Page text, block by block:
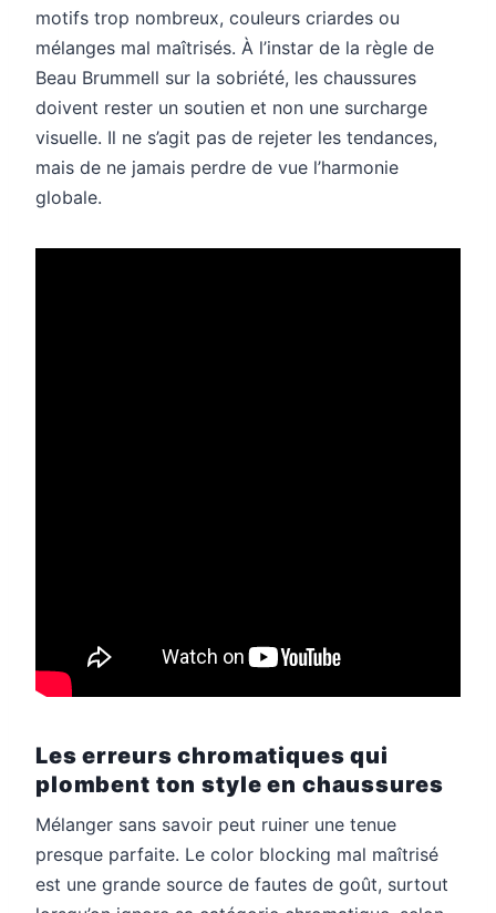
motifs trop nombreux, couleurs criardes ou
mélanges mal maîtrisés. À l’instar de la règle de
Beau Brummell sur la sobriété, les chaussures
doivent rester un soutien et non une surcharge
visuelle. Il ne s’agit pas de rejeter les tendances,
mais de ne jamais perdre de vue l’harmonie
globale.
Les erreurs chromatiques qui
plombent ton style en chaussures
Mélanger sans savoir peut ruiner une tenue
presque parfaite. Le color blocking mal maîtrisé
est une grande source de fautes de goût, surtout